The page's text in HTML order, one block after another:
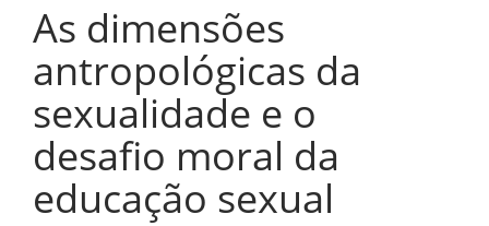
As dimensões
antropológicas da
sexualidade e o
desafio moral da
educação sexual